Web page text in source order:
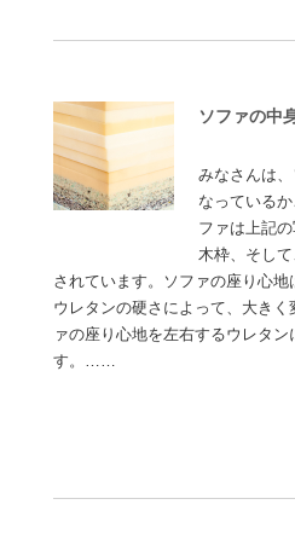
ソファの中
みなさんは
なっている
ファは上記
木枠、そし
されています。ソファの座り心
ウレタンの硬さによって、大き
ァの座り心地を左右するウレタン
す。……